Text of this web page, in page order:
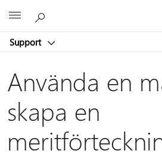
Support
Använda en
skapa en